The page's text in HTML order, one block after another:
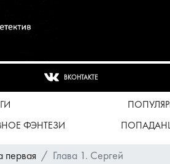
ВКОНТАКТЕ
ФЭНТЕЗИ
первая Глава 1. Сергей